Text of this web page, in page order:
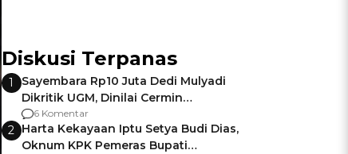
Diskusi Terpanas
1
Sayembara Rp10 Juta Dedi Mulyadi
Dikritik UGM, Dinilai Cermin
Gagalnya Negara Jamin Keamanan
6 Komentar
2 Harta Kekayaan Iptu Setya Budi Dias,
Oknum KPK Pemeras Bupati